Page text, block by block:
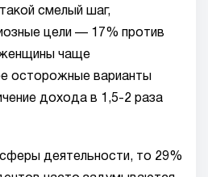
смелый шаг,
цели — 17% против
чаще
осторожные варианты
дохода в 1,5-2 раза
деятельности, то 29%